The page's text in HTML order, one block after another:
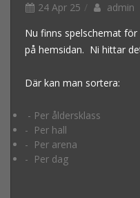
24 Apr 25
admin
Nu finns spelschemat
på hemsidan. Ni hittar
Där kan man sortera:
- Per åldersklass
- Per hall
- Per arena
- Per dag